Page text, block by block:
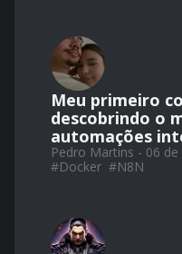
Meu primeiro
descobrindo o
automações
Pedro Martins - 06
#Docker #N8N